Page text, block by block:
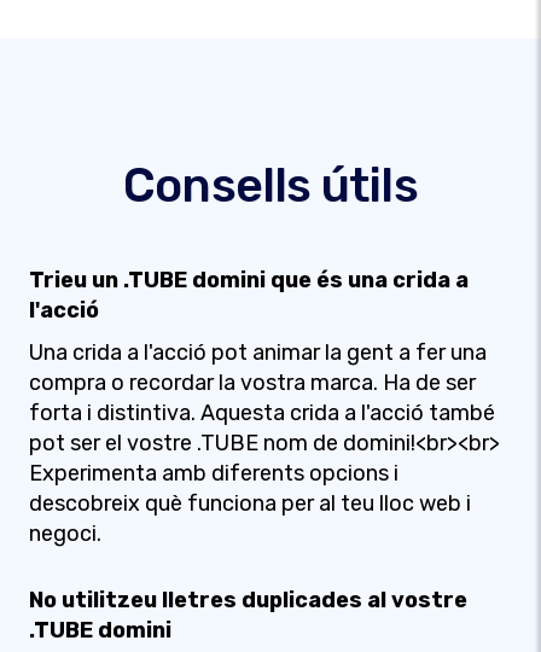
Consells útils
Trieu un .TUBE domini que és una crida a
l'acció
Una crida a l'acció pot animar la gent a fer una
compra o recordar la vostra marca. Ha de ser
forta i distintiva. Aquesta crida a l'acció també
pot ser el vostre .TUBE nom de domini!<br><br>
Experimenta amb diferents opcions i
descobreix què funciona per al teu lloc web i
negoci.
No utilitzeu lletres duplicades al vostre
.TUBE domini